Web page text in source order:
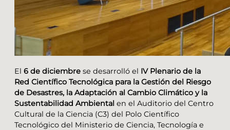
El 6 de diciembre se desarrolló el IV Plenario de la
Red Científico Tecnológica para la Gestión del Riesgo
de Desastres, la Adaptación al Cambio Climático y la
Sustentabilidad Ambiental en el Auditorio del Centro
Cultural de la Ciencia (C3) del Polo Científico
Tecnológico del Ministerio de Ciencia, Tecnología e